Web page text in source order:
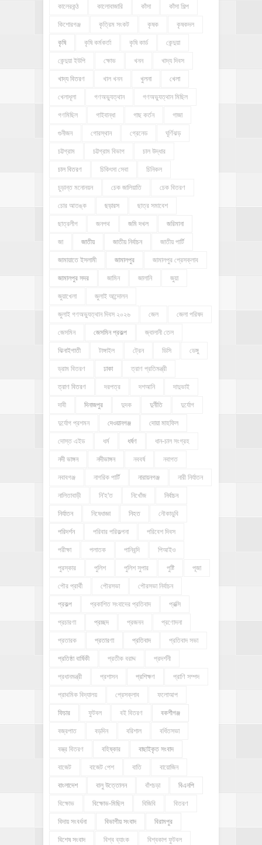
কালেরকন্ঠ কালোবাজারি কাঁসা কাঁসা শিল্প
কিশোরগঞ্জ কৃত্রিম সংকট কৃষক কৃষকদল
কৃষি কৃষি কর্মকর্তা কৃষি কার্ড কেন্দুয়া
কেন্দুয়া ইউপি ক্ষোভ খনন খাদ্য দিবস
খাদ্য বিতরণ খাল খনন খুলনা খেলা
খেলাধূলা গণঅভ্যুত্থান গণঅভ্যুত্থান মিছিল
গণমিছিল গাইবান্ধা গাছ কর্তন গাজা
গুনীজন গোরস্থান গ্রেনেড ঘূর্ণিঝড়
চট্টগ্রাম চট্টগ্রাম বিভাগ চাল উদ্ধার
চাল বিতরণ চিকিৎসা সেবা চিনিকল
চুড়ান্ত মনোনয়ন চেক জালিয়াতি চেক বিতরণ
চোর আতঙ্ক ছড়ারস ছাত্র সমাবেশ
ছাত্রলীগ জনপথ জমি দখল জরিমানা
জা জাতীয় জাতীয় নির্বাচন জাতীয় পার্টি
জামায়াতে ইসলামী জামালপুর জামালপুর প্রেসক্লাব
জামালপুর সদর জামিন জালানি জুয়া
জুয়াখেলা জুলাই আন্দোলন
জুলাই গণঅভ্যুত্থান দিবস ২০২৬ জেল জেলা পরিষদ
জেসমিন জেসমিন প্রকল্প জ্বালানী তেল
ঝিনাইগাতী টাঙ্গাইল ট্রেন ডিসি ডেঙ্গু
ড্রাম বিতরণ ঢাকা ত্রাণ প্রতিমন্ত্রী
ত্রাণ বিতরণ দরপত্র দশআনি দাদুভাই
দাবী দিনাজপুর দুদক দুর্নীতি দুর্যোগ
দুর্যোগ প্রশমন দেওয়ানগঞ্জ দোয়া মাহফিল
দোস্ত এইড ধর্ম ধর্ষণ ধান-চাল সংগ্রহ
নদী ভাঙ্গন নদীভাঙ্গন নববর্ষ নবাগত
নবাবগঞ্জ নাগরিক পার্টি নারায়নগঞ্জ নারী নির্যাতন
নালিতাবাড়ী নি'হ'ত নিখোঁজ নির্বাচন
নির্যাতন নিষেধাজ্ঞা নিহত নৌকাডুবি
পরিদর্শন পরিবার পরিকল্পনা পরিবেশ দিবস
পরীক্ষা পলাতক পানিবন্দি পিআইও
পুরস্কার পুলিশ পুলিশ সুপার পুষ্টি পূজা
পৌর প্রার্থী পৌরসভা পৌরসভা নির্বাচন
প্রকল্প প্রকাশিত সংবাদের প্রতিবাদ প্রক্সি
প্রচারণা প্রচ্ছদ প্রজনন প্রণোদনা
প্রতারক প্রতারণা প্রতিবাদ প্রতিবাদ সভা
প্রতিষ্ঠা বার্ষিকী প্রতীক বরাদ্দ প্রদর্শনী
প্রধানমন্ত্রী প্রশাসন প্রশিক্ষণ প্রাণি সম্পদ
প্রাথমিক বিদ্যালয় প্রেসক্লাব ফলোআপ
ফিচার ফুটবল বই বিতরণ বকশীগঞ্জ
বজ্রপাত বড়দিন বরিশাল বর্ধিতসভা
বস্ত্র বিতরণ বহিষ্কার বাছাইকৃত সংবাদ
বাজেট বাজেট পেশ বাতি বায়োজিন
বাংলাদেশ বালু উত্তোলন বাঁশচড়া বিএনপি
বিক্ষোভ বিক্ষোভ-মিছিল বিজিবি বিতরণ
বিদায় সংবর্ধনা বিভাগীয় সংবাদ বিরামপুর
বিশেষ সংবাদ বিশ্ব ব্যাংক বিশ্বকাপ ফুটবল